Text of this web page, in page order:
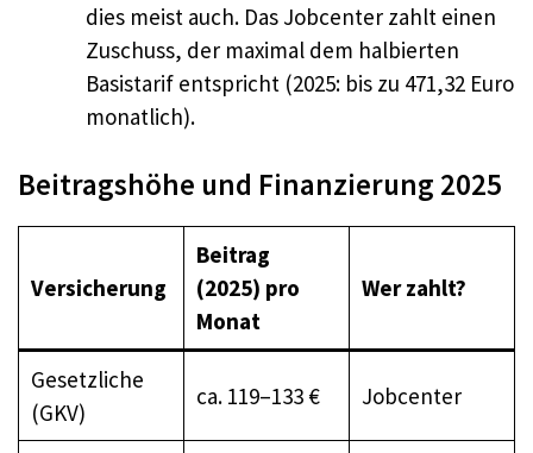
dies meist auch. Das Jobcenter zahlt einen
Zuschuss, der maximal dem halbierten
Basistarif entspricht (2025: bis zu 471,32 Euro
monatlich).
Beitragshöhe und Finanzierung 2025
Versicherung
Beitrag
(2025) pro
Monat
Wer zahlt?
Gesetzliche
(GKV)
ca. 119–133 € Jobcenter